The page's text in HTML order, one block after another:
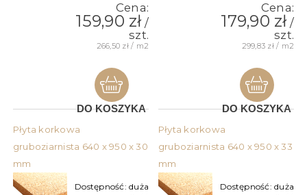
Cena:
159,90 zł/
szt.
266,50 zł / m2
DO KOSZYKA
Cena:
179,90 zł/
szt.
299,83 zł / m2
DO KOSZYKA
Płyta korkowa
gruboziarnista 640 x 950 x 30
mm
Dostępność: duża
Płyta korkowa
gruboziarnista 640 x 950 x 33
mm
Dostępność: duża